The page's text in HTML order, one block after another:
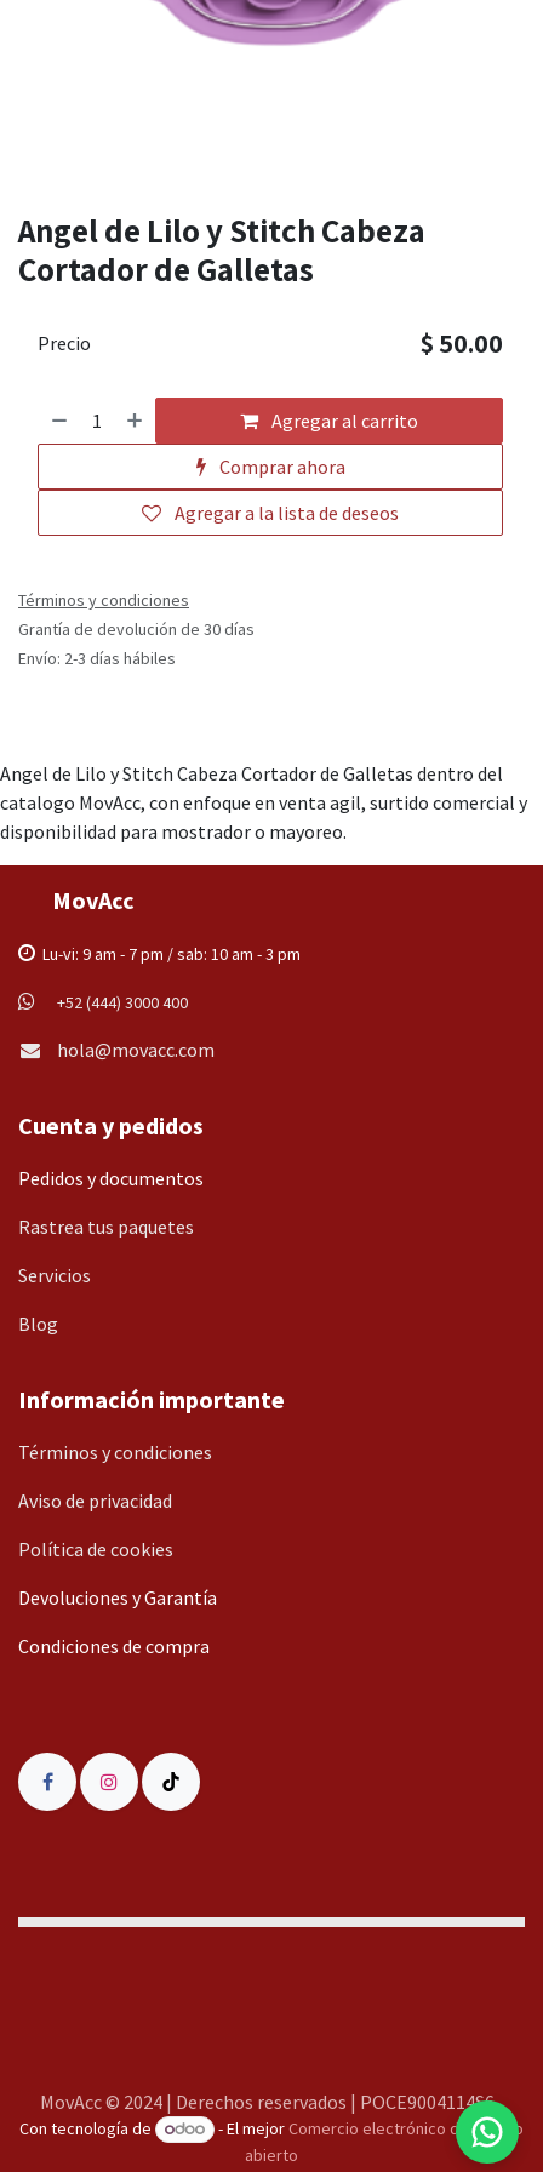
Angel de Lilo y Stitch Cabeza
Cortador de Galletas
Agregar al carrito
Comprar ahora
Agregar a la lista de deseos
Precio $ 50.00
Términos y condiciones
Grantía de devolución de 30 días
Envío: 2-3 días hábiles
Angel de Lilo y Stitch Cabeza Cortador de Galletas dentro del
catalogo MovAcc, con enfoque en venta agil, surtido comercial y
disponibilidad para mostrador o mayoreo.
MovAcc
Lu-vi: 9 am - 7 pm / sab: 10 am - 3 pm
+52 (444) 3000 400
hola@movacc.com
Cuenta y pedidos
Pedidos y documentos
Rastrea tus paquetes
Servicios
Blog
Información importante
Términos y condiciones
Aviso de privacidad
Política de cookies
Devoluciones y Garantía
Condiciones de compra
MovAcc © 2024 | Derechos reservados | POCE9004114S6
Con tecnología de - El mejor Comercio electrónico de código
abierto
MovAcc
Te responderemos lo antes posible